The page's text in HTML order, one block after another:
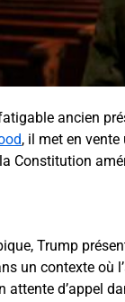
ancien
, il met en
Constitution
Trump
un contexte
d’appel